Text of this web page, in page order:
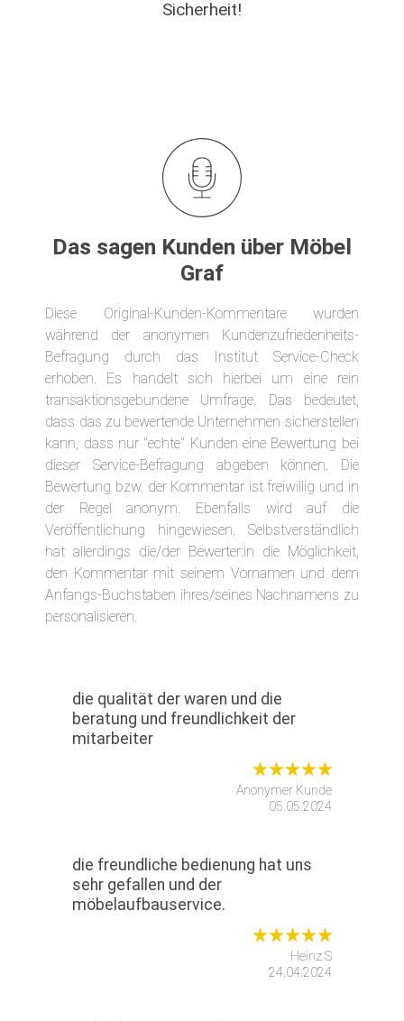
Sicherheit!
Das sagen Kunden über Möbel
Graf
Diese Original-Kunden-Kommentare wurden
während der anonymen Kundenzufriedenheits-
Befragung durch das Institut Service-Check
erhoben. Es handelt sich hierbei um eine rein
transaktionsgebundene Umfrage. Das bedeutet,
dass das zu bewertende Unternehmen sicherstellen
kann, dass nur "echte" Kunden eine Bewertung bei
dieser Service-Befragung abgeben können. Die
Bewertung bzw. der Kommentar ist freiwillig und in
der Regel anonym. Ebenfalls wird auf die
Veröffentlichung hingewiesen. Selbstverständlich
hat allerdings die/der Bewerter:in die Möglichkeit,
den Kommentar mit seinem Vornamen und dem
Anfangs-Buchstaben ihres/seines Nachnamens zu
personalisieren.
die qualität der waren und die
beratung und freundlichkeit der
mitarbeiter
Anonymer Kunde
05.05.2024
die freundliche bedienung hat uns
sehr gefallen und der
möbelaufbauservice.
Heinz S
24.04.2024